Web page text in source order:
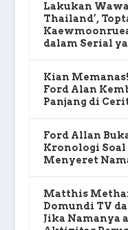
Lakukan
Thailand’,
dalam Serial
Kian
Ford Alan
Panjang di
Ford Allan
Kronologi
Menyeret
Matthis
Domundi TV
Jika Namanya